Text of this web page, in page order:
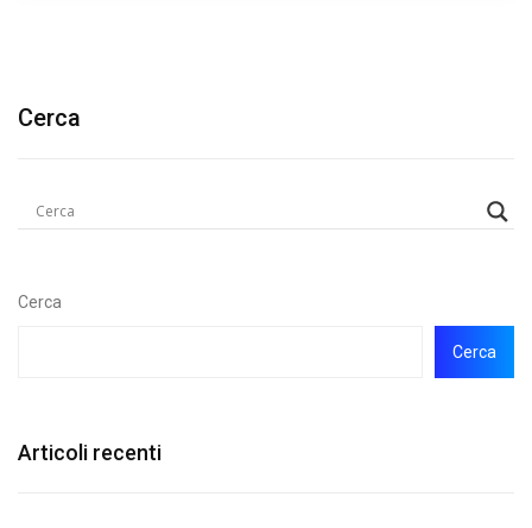
Cerca
Cerca
Cerca
Articoli recenti